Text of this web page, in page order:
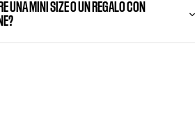
UNA MINI SIZE O UN REGALO CON